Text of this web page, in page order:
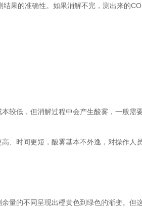
的准确性。如果消解不完，测出来的
低，但消解过程中会产生酸雾，一般需要
时间更短，酸雾基本不外逸，对操作人员
的不同呈现出橙黄色到绿色的渐变。但